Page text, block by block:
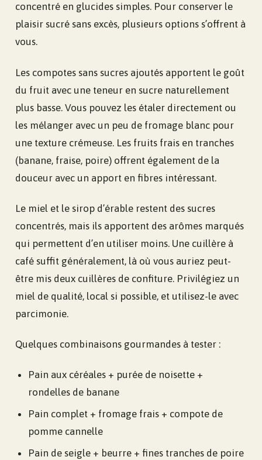
concentré en glucides simples. Pour conserver le
plaisir sucré sans excès, plusieurs options s’offrent à
vous.
Les compotes sans sucres ajoutés apportent le goût
du fruit avec une teneur en sucre naturellement
plus basse. Vous pouvez les étaler directement ou
les mélanger avec un peu de fromage blanc pour
une texture crémeuse. Les fruits frais en tranches
(banane, fraise, poire) offrent également de la
douceur avec un apport en fibres intéressant.
Le miel et le sirop d’érable restent des sucres
concentrés, mais ils apportent des arômes marqués
qui permettent d’en utiliser moins. Une cuillère à
café suffit généralement, là où vous auriez peut-
être mis deux cuillères de confiture. Privilégiez un
miel de qualité, local si possible, et utilisez-le avec
parcimonie.
Quelques combinaisons gourmandes à tester :
Pain aux céréales + purée de noisette +
rondelles de banane
Pain complet + fromage frais + compote de
pomme cannelle
Pain de seigle + beurre + fines tranches de poire